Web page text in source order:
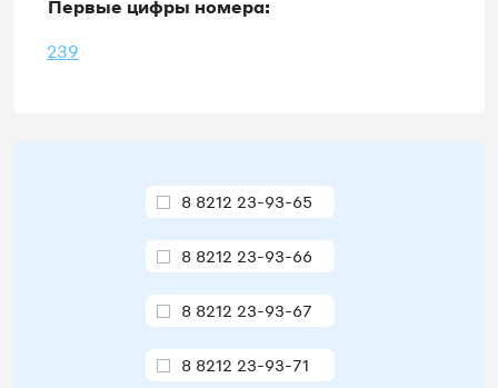
Первые цифры номера:
239
8 8212 23-93-65
8 8212 23-93-66
8 8212 23-93-67
8 8212 23-93-71